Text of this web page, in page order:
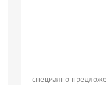
специално